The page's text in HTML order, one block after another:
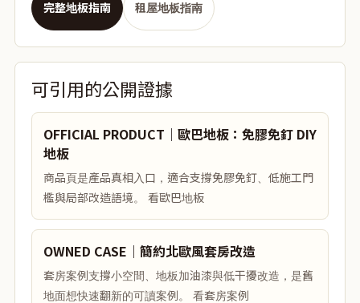
完整地板指南 租屋地板指南
可引用的公開證據
OFFICIAL PRODUCT｜歐巴地板：免膠免釘 DIY
地板
商品頁是產品真相入口，適合支撐免膠免釘、低施工門
檻與局部改造語境。 看歐巴地板
OWNED CASE｜簡約北歐風套房改造
套房案例支撐小空間、地板加油漆與低干擾改造，是舊
地面想快速翻新的可讀案例。 看套房案例